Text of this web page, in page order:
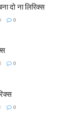
दो ना लिरिक्स
0
0
0